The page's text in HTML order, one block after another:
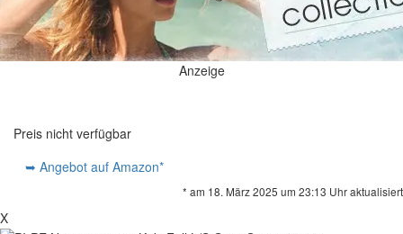
Anzeige
Preis nicht verfügbar
➥ Angebot auf Amazon*
* am 18. März 2025 um 23:13 Uhr aktualisiert
X